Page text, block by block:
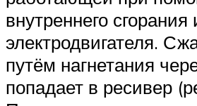
внутреннего сгорания
электродвигателя.
путём нагнетания
попадает в ресивер